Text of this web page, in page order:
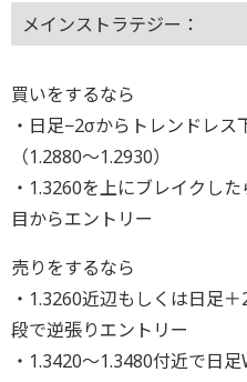
メインストラテジー：
買いをするなら
・日足−2σからトレンドレス
（1.2880〜1.2930）
・1.3260を上にブレイクし
目からエントリー
売りをするなら
・1.3260近辺もしくは日足
段で逆張りエントリー
・1.3420～1.3480付近で日